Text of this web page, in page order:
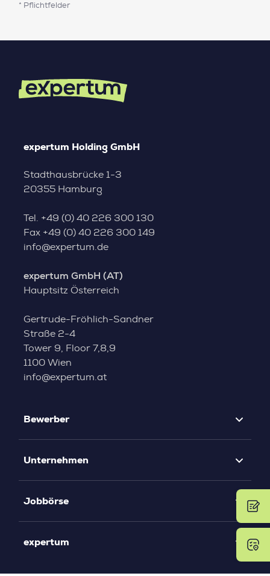
* Pflichtfelder
expertum Holding GmbH
Stadthausbrücke 1-3
20355 Hamburg
Tel. +49 (0) 40 226 300 130
Fax +49 (0) 40 226 300 149
info@expertum.de
expertum GmbH (AT)
Hauptsitz Österreich
Gertrude-Fröhlich-Sandner
Straße 2-4
Tower 9, Floor 7,8,9
1100 Wien
info@expertum.at
Bewerber
Unternehmen
Jobbörse
expertum